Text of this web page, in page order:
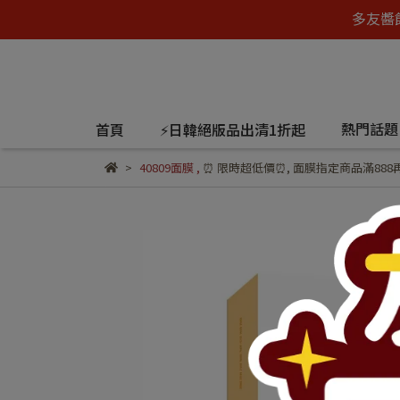
多友
首頁 ⚡日韓絕版品出清1折起 熱門話
40809面膜, ⏰ 限時超低價⏰, 面膜指定商品滿888